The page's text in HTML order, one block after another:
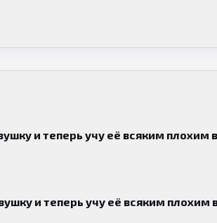
для него это хобби и интересный
и теперь учу её всяким плохим
и теперь учу её всяким